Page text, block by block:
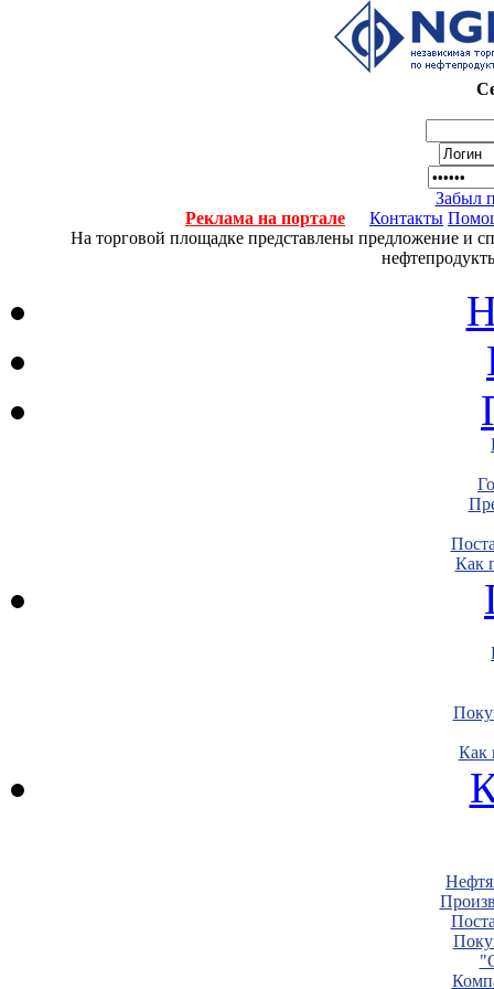
Забыл
Реклама на портале
Контакты
На торговой площадке представлены предложение и
Как
Как